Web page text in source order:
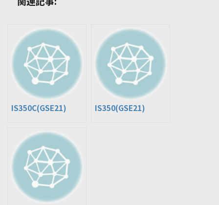
IS350C(GSE21) IS350(GSE21)